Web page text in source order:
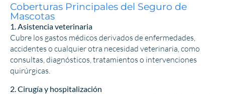
Coberturas Principales del Seguro de
Mascotas
1. Asistencia veterinaria
Cubre los gastos médicos derivados de enfermedades,
accidentes o cualquier otra necesidad veterinaria, como
consultas, diagnósticos, tratamientos o intervenciones
quirúrgicas.
2. Cirugía y hospitalización